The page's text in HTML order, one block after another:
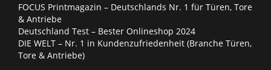
FOCUS Printmagazin – Deutschlands Nr. 1 für Türen, Tore
& Antriebe
Deutschland Test – Bester Onlineshop 2024
DIE WELT – Nr. 1 in Kundenzufriedenheit (Branche Türen,
Tore & Antriebe)